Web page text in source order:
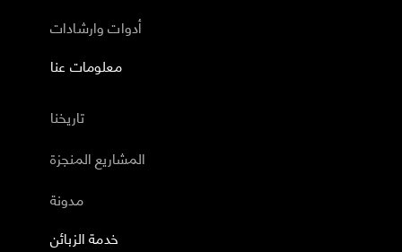
أدوات وارشادات
معلومات عنا
تاريخنا
المشاريع المنجزة
مدونة
خدمة الزبائن